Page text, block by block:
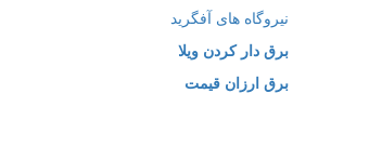
نیروگاه های آفگرید
برق دار کردن ویلا
برق ارزان قیمت